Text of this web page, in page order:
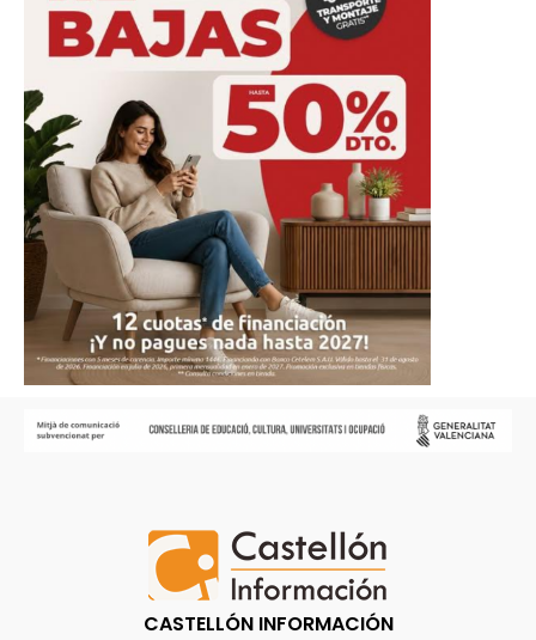
CASTELLÓN INFORMACIÓN